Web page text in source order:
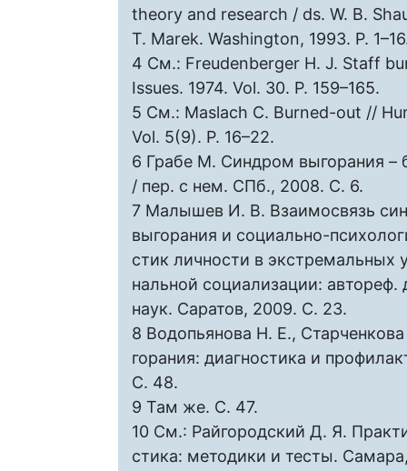
theory and research / ds. W. B.
T. Marek. Washington, 1993. P.
4 См.: Freudenberger H. J. Staff
Issues. 1974. Vol. 30. P. 159–165.
5 См.: Maslach C. Burned-out //
Vol. 5(9). P. 16–22.
6 Грабе М. Синдром выгорания –
/ пер. с нем. СПб., 2008. С. 6.
7 Малышев И. В. Взаимосвязь
выгорания и социально-
стик личности в экстремальных
нальной социализации: автореф.
наук. Саратов, 2009. С. 23.
8 Водопьянова Н. Е.,
горания: диагностика и
С. 48.
9 Там же. С. 47.
10 См.: Райгородский Д. Я.
стика: методики и тесты.